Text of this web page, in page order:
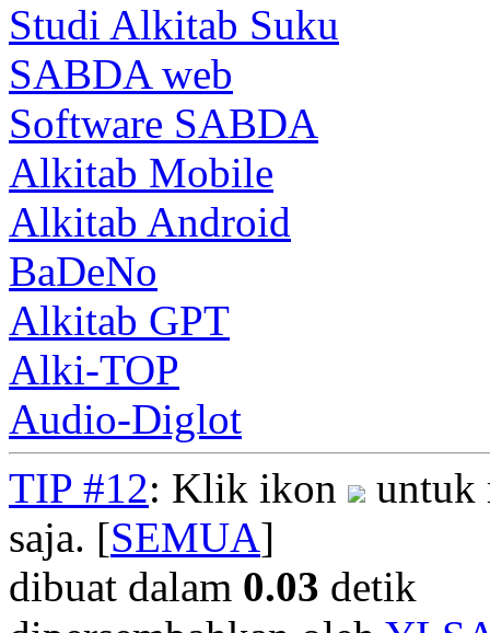
Studi Alkitab Suku
SABDA web
Software SABDA
Alkitab Mobile
Alkitab Android
BaDeNo
Alkitab GPT
Alki-TOP
Audio-Diglot
TIP #12: Klik ikon
untuk
saja. [SEMUA]
dibuat dalam 0.03 detik